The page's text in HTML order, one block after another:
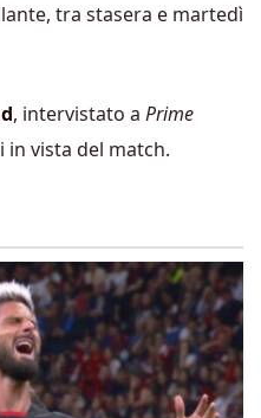
tra stasera e martedì
, intervistato a Prime
vista del match.